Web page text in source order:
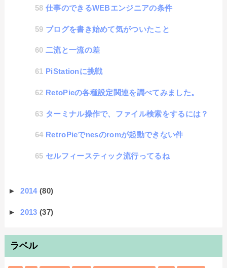
仕事のできるWEBエンジニアの条件
ブログを書き始めて気がついたこと
二流と一流の差
PiStationに挑戦
RetoPieの各種設定関連を調べてみました。
ターミナル操作で、ファイル検索をするには？
RetroPieでnesのromが起動できない件
セルフィースティック流行ってるね
►2014(80)
►2013(37)
ラベル